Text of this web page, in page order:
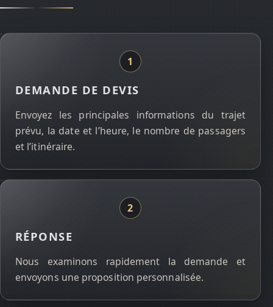
DEMANDE DE DEVIS
Envoyez les principales informations du trajet
prévu, la date et l’heure, le nombre de passagers
et l’itinéraire.
RÉPONSE
Nous examinons rapidement la demande et
envoyons une proposition personnalisée.